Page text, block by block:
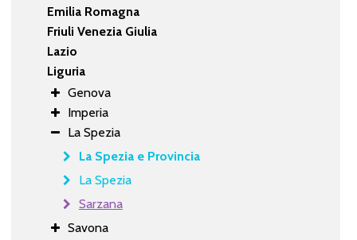
Emilia Romagna
Friuli Venezia Giulia
Lazio
Liguria
Genova
Imperia
La Spezia
La Spezia e Provincia
La Spezia
Sarzana
Savona